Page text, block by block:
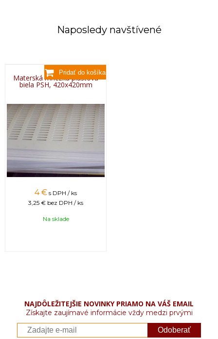
Naposledy navštívené
Materská mriežka plastová
biela PSH, 420x420mm
4 € s DPH / ks
3,25 € bez DPH / ks
Na sklade
NAJDÔLEŽITEJŠIE NOVINKY PRIAMO NA VÁŠ EMAIL
Získajte zaujímavé informácie vždy medzi prvými
Odoberať